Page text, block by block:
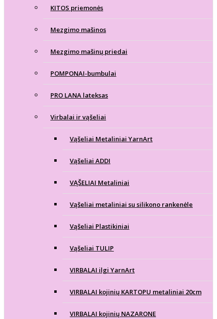
KITOS priemonės
Mezgimo mašinos
Mezgimo mašinų priedai
POMPONAI-bumbulai
PRO LANA lateksas
Virbalai ir vąšeliai
Vąšeliai Metaliniai YarnArt
Vąšeliai ADDI
VĄŠELIAI Metaliniai
Vąšeliai metaliniai su silikono rankenėle
Vąšeliai Plastikiniai
Vąšeliai TULIP
VIRBALAI ilgi YarnArt
VIRBALAI kojinių KARTOPU metaliniai 20cm
VIRBALAI kojinių NAZARONE